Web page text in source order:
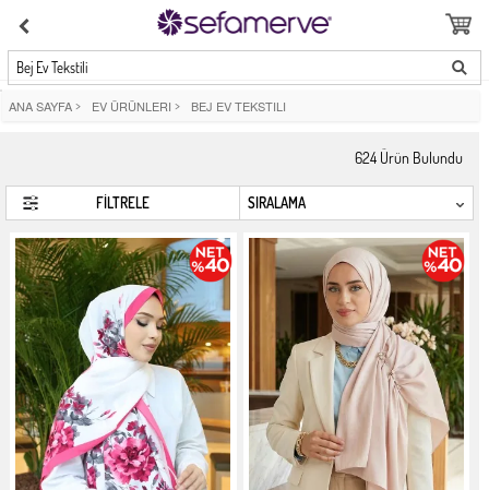
Bej Ev Tekstili
ANA SAYFA > EV ÜRÜNLERI > BEJ EV TEKSTILI
624 Ürün Bulundu
FİLTRELE